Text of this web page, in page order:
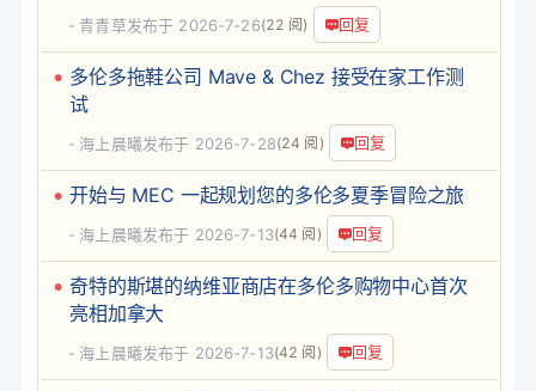
青青草 (22 阅) 回复
发布于 2026-7-26
多伦多拖鞋公司 Mave & Chez 接受在家工作测
试
海上晨曦 (24 阅) 回复
发布于 2026-7-28
开始与 MEC 一起规划您的多伦多夏季冒险之旅
海上晨曦 (44 阅) 回复
发布于 2026-7-13
奇特的斯堪的纳维亚商店在多伦多购物中心首次
亮相加拿大
海上晨曦 (42 阅) 回复
发布于 2026-7-13